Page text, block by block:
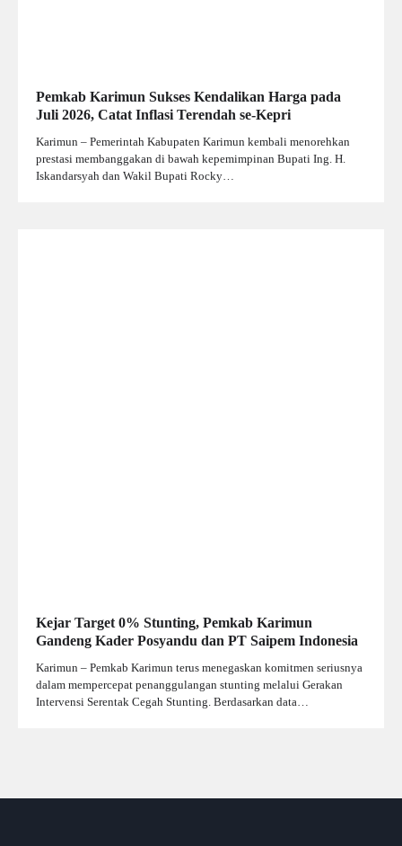
Pemkab Karimun Sukses Kendalikan Harga pada
Juli 2026, Catat Inflasi Terendah se-Kepri
Karimun – Pemerintah Kabupaten Karimun kembali menorehkan
prestasi membanggakan di bawah kepemimpinan Bupati Ing. H.
Iskandarsyah dan Wakil Bupati Rocky…
Kejar Target 0% Stunting, Pemkab Karimun
Gandeng Kader Posyandu dan PT Saipem Indonesia
Karimun – Pemkab Karimun terus menegaskan komitmen seriusnya
dalam mempercepat penanggulangan stunting melalui Gerakan
Intervensi Serentak Cegah Stunting. Berdasarkan data…